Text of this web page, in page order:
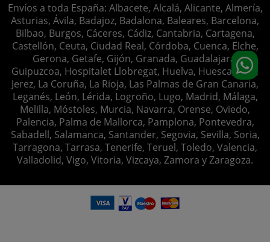
Envíos a toda España: Albacete, Alcalá, Alicante, Almería,
Asturias, Ávila, Badajoz, Badalona, Baleares, Barcelona,
Bilbao, Burgos, Cáceres, Cádiz, Cantabria, Cartagena,
Castellón, Ceuta, Ciudad Real, Córdoba, Cuenca, Elche,
Gerona, Getafe, Gijón, Granada, Guadalajara,
Guipuzcoa, Hospitalet Llobregat, Huelva, Huesca, Jaén,
Jerez, La Coruña, La Rioja, Las Palmas de Gran Canaria,
Leganés, León, Lérida, Logroño, Lugo, Madrid, Málaga,
Melilla, Móstoles, Murcia, Navarra, Orense, Oviedo,
Palencia, Palma de Mallorca, Pamplona, Pontevedra,
Sabadell, Salamanca, Santander, Segovia, Sevilla, Soria,
Tarragona, Tarrasa, Tenerife, Teruel, Toledo, Valencia,
Valladolid, Vigo, Vitoria, Vizcaya, Zamora y Zaragoza.